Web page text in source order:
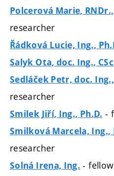
Polcerová Marie,
researcher
Řádková Lucie, Ing.,
Salyk Ota, doc. Ing.,
Sedláček Petr, doc.
researcher
Smilek Jiří, Ing., Ph.D. -
Smilková Marcela, Ing.,
researcher
Solná Irena, Ing. -